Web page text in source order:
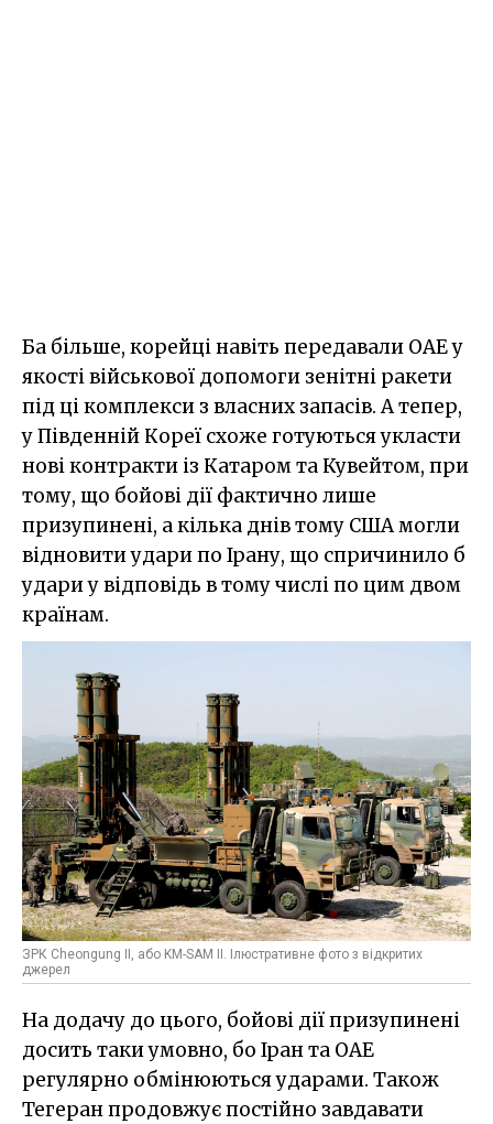
Ба більше, корейці навіть передавали ОАЕ у
якості військової допомоги зенітні ракети
під ці комплекси з власних запасів. А тепер,
у Південній Кореї схоже готуються укласти
нові контракти із Катаром та Кувейтом, при
тому, що бойові дії фактично лише
призупинені, а кілька днів тому США могли
відновити удари по Ірану, що спричинило б
удари у відповідь в тому числі по цим двом
країнам.
ЗРК Cheongung II, або KM-SAM II. Ілюстративне фото з відкритих
джерел
На додачу до цього, бойові дії призупинені
досить таки умовно, бо Іран та ОАЕ
регулярно обмінюються ударами. Також
Тегеран продовжує постійно завдавати